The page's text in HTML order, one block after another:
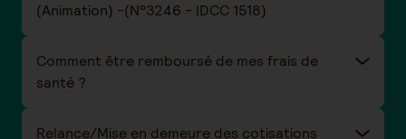
(Animation) -(N°3246 - IDCC 1518)
Comment être remboursé de mes frais de
santé ?
Relance/Mise en demeure des cotisations